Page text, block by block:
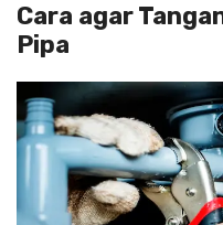
Cara agar
Pipa